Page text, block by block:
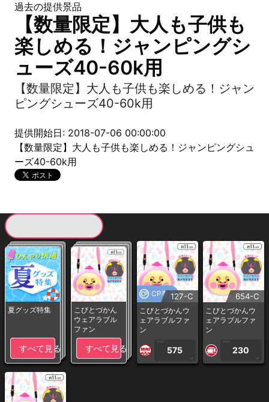
過去の提供景品
【数量限定】大人も子供も
楽しめる！ジャンピングシ
ューズ40-60k用
【数量限定】大人も子供も楽しめる！ジャン
ピングシューズ40-60k用
提供開始日: 2018-07-06 00:00:00
【数量限定】大人も子供も楽しめる！ジャンピングシュ
ーズ40-60k用
夏グッズ特集
すべて見る
こびとづかん
ウェアラブル
ファン
すべて見る
CP専用127-C
こびとづかんウ
ェアラブルファ
ン
1PLAY
575
CP
654-C
こびとづかんウ
ェアラブルファ
ン
1PLAY
230
CP